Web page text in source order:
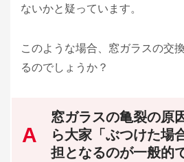
ないかと疑っています。
このような場合、窓ガラスの交
るのでしょうか？
窓ガラスの亀裂の原
ら大家「ぶつけた場
担となるのが一般的